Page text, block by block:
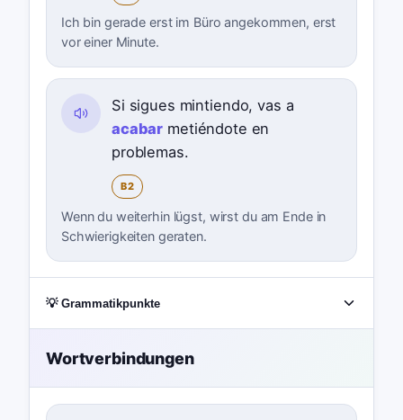
Ich bin gerade erst im Büro angekommen, erst
vor einer Minute.
Si sigues mintiendo, vas a
acabar metiéndote en
problemas.
B2
Wenn du weiterhin lügst, wirst du am Ende in
Schwierigkeiten geraten.
💡 Grammatikpunkte
Wortverbindungen